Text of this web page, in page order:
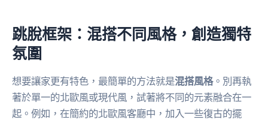
跳脫框架：混搭不同風格，創造獨特
氛圍
想要讓家更有特色，最簡單的方法就是混搭風格。別再執
著於單一的北歐風或現代風，試著將不同的元素融合在一
起。例如，在簡約的北歐風客廳中，加入一些復古的擺